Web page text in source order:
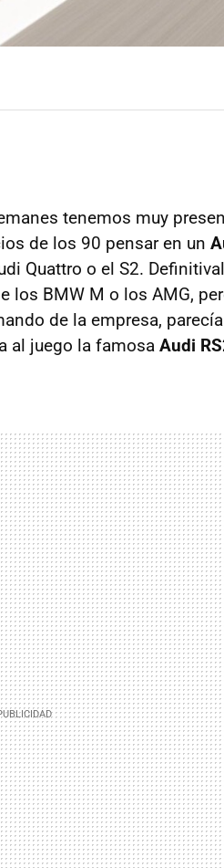
tenemos muy
de los 90 pensar en un
Quattro o el S2.
los BMW M o los AMG,
de la empresa,
al juego la famosa Audi